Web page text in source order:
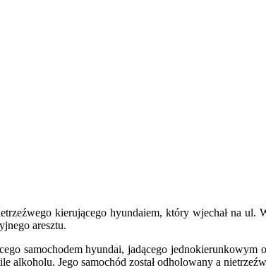
kierującego hyundaiem, który wjechał na
aresztu.
samochodem hyundai, jadącego
Jego samochód został odholowany a